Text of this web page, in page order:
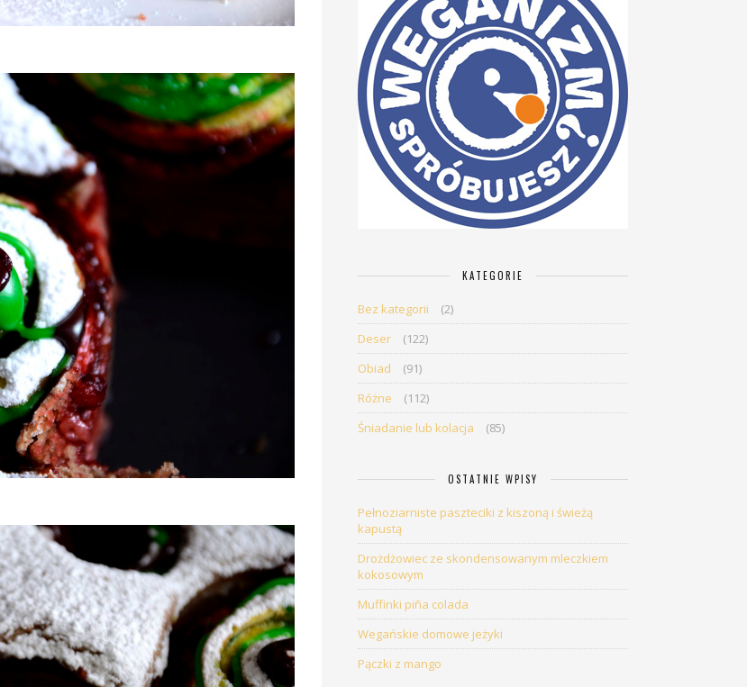
KATEGORIE
Bez kategorii
(2)
Deser
(122)
Obiad
(91)
Różne
(112)
Śniadanie lub kolacja
(85)
OSTATNIE WPISY
Pełnoziarniste paszteciki z kiszoną i świeżą
kapustą
Drożdżowiec ze skondensowanym mleczkiem
kokosowym
Muffinki piña colada
Wegańskie domowe jeżyki
Pączki z mango